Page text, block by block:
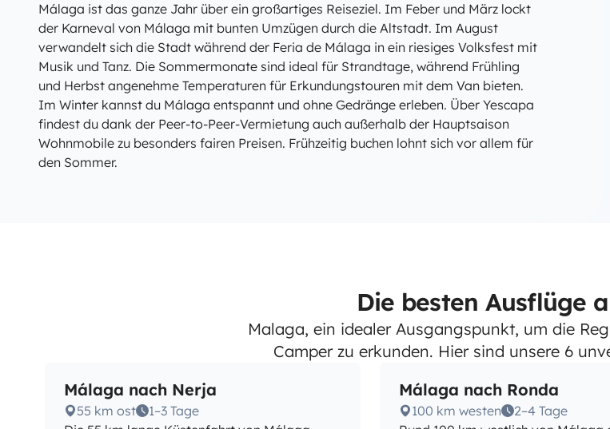
Málaga ist das ganze Jahr über ein großartiges Reiseziel. Im Feber und März lockt
der Karneval von Málaga mit bunten Umzügen durch die Altstadt. Im August
verwandelt sich die Stadt während der Feria de Málaga in ein riesiges Volksfest mit
Musik und Tanz. Die Sommermonate sind ideal für Strandtage, während Frühling
und Herbst angenehme Temperaturen für Erkundungstouren mit dem Van bieten.
Im Winter kannst du Málaga entspannt und ohne Gedränge erleben. Über Yescapa
findest du dank der Peer-to-Peer-Vermietung auch außerhalb der Hauptsaison
Wohnmobile zu besonders fairen Preisen. Frühzeitig buchen lohnt sich vor allem für
den Sommer.
Die besten Ausflüge
Malaga, ein idealer Ausgangspunkt, um die
Camper zu erkunden. Hier sind unsere 6
Málaga nach Nerja
55 km ost
1–3 Tage
Málaga nach Ronda
100 km westen
2–4 Tage